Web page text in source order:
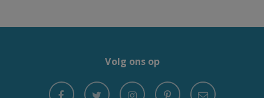
Volg ons op